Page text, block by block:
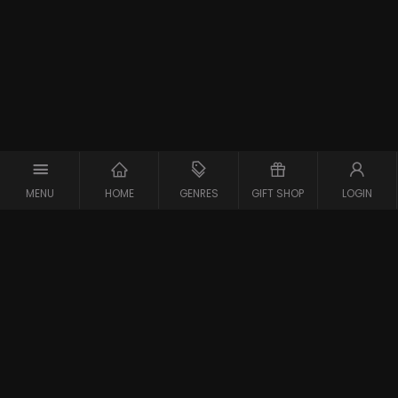
MENU HOME GENRES GIFT SHOP LOGIN